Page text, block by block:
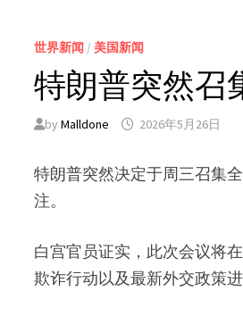
世界新闻 /美国新闻
特朗普突然召
byMalldone 2026年5月26日
特朗普突然决定于周三召集
注。
白宫官员证实，此次会议将
欺诈行动以及最新外交政策进